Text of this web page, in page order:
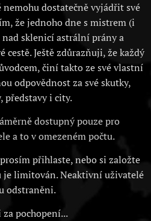
nemohu dostatečně vyjádřit své
že jednoho dne s mistrem (i
sklenicí astrální prány a
cestě. Ještě zdůrazňuji, že každý
činí takto ze své vlastní
odpovědnost za své skutky,
představy i city.
dostupný pouze pro
a to v omezeném počtu.
přihlaste, nebo si založte
je limitován. Neaktivní uživatelé
odstraněni.
za pochopení...